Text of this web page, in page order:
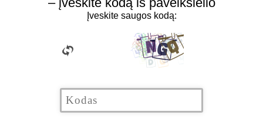
Įveskite saugos kodą: